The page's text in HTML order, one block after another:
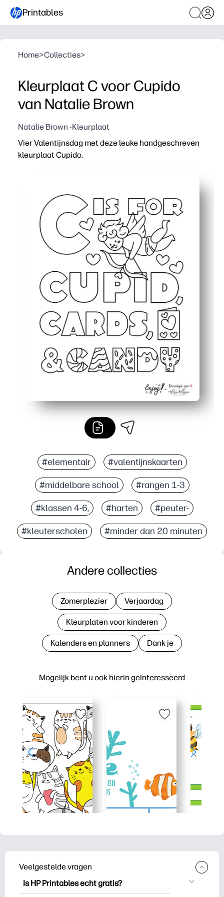
Printables
Home>Collecties>
Kleurplaat C voor Cupido
van Natalie Brown
Natalie Brown -Kleurplaat
Vier Valentijnsdag met deze leuke handgeschreven
kleurplaat Cupido.
Houdt kinderen betrokken terwijl ze oefenen met de
Versterkt de letterherkenning met C-is-for-Cupid-
Flexibel voor feestjes, centra of rustige downtime:
#elementair #valentijnskaarten
#middelbare school #rangen 1-3
#klassen 4-6, #harten #peuter-
#kleuterscholen #minder dan 20 minuten
Mogelijk bent u ook hierin geïnteresseerd
Andere collecties
Zomerplezier Verjaardag
Kleurplaten voor kinderen
Kalenders en planners Dank je
Veelgestelde vragen
Is HP Printables echt gratis?